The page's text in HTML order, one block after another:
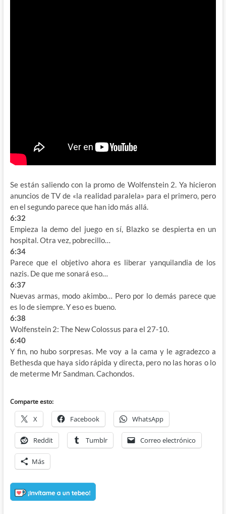
Se están saliendo con la promo de Wolfenstein 2. Ya hicieron
anuncios de TV de «la realidad paralela» para el primero, pero
en el segundo parece que han ido más allá.
6:32
Empieza la demo del juego en sí, Blazko se despierta en un
hospital. Otra vez, pobrecillo…
6:34
Parece que el objetivo ahora es liberar yanquilandia de los
nazis. De que me sonará eso…
6:37
Nuevas armas, modo akimbo… Pero por lo demás parece que
es lo de siempre. Y eso es bueno.
6:38
Wolfenstein 2: The New Colossus para el 27-10.
6:40
Y fin, no hubo sorpresas. Me voy a la cama y le agradezco a
Bethesda que haya sido rápida y directa, pero no las horas o lo
de meterme Mr Sandman. Cachondos.
Comparte esto:
X Facebook WhatsApp
Reddit Tumblr Correo electrónico
Más